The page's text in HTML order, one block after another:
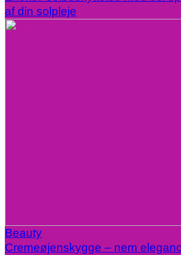
af din solpleje
Beauty
Cremeøjenskygge – nem